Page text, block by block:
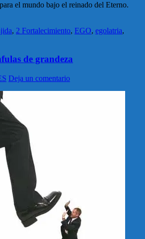
el mundo bajo el reinado del Eterno.
, 2 Fortalecimiento, EGO, egolatria,
de grandeza
Deja un comentario